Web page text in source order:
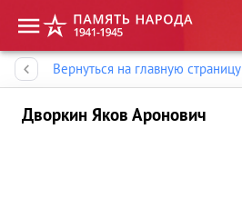
Вернуться на главную страницу
Дворкин Яков Аронович
Память народа